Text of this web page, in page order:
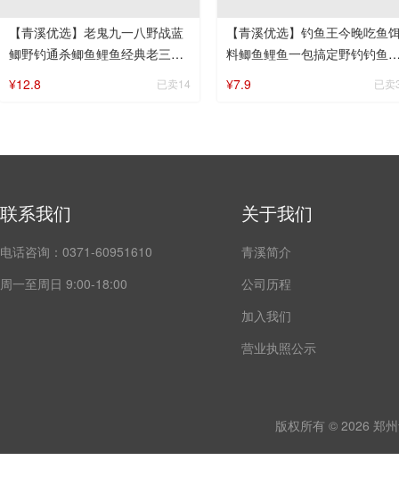
【青溪优选】老鬼九一八野战蓝
鲫野钓通杀鲫鱼鲤鱼经典老三样
¥12.8 已卖14
【青溪优选】钓鱼王今晚吃鱼
料鲫鱼鲤鱼一包搞定野钓钓鱼
¥7.9 已卖
联系我们
电话咨询：0371-60951610
周一至周日 9:00-18:00
关于我们
青溪简介
公司历程
加入我们
营业执照公示
版权所有 © 2026 郑